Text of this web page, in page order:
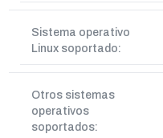
Sistema operativo
Linux soportado:
Otros sistemas
operativos
soportados: